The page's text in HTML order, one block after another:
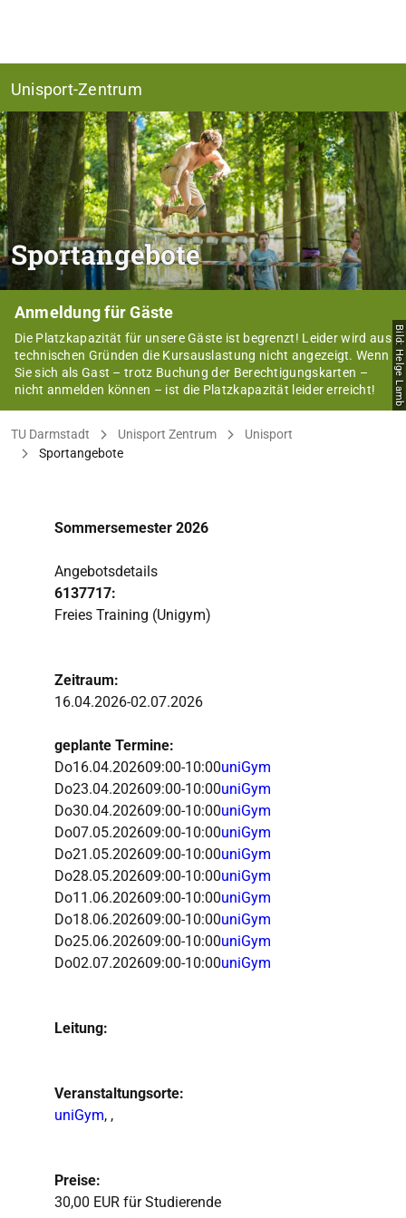
Unisport-Zentrum
Sportangebote
Anmeldung für Gäste
Die Platzkapazität für unsere Gäste ist begrenzt! Leider wird aus
technischen Gründen die Kursauslastung nicht angezeigt. Wenn
Sie sich als Gast – trotz Buchung der Berechtigungskarten –
nicht anmelden können – ist die Platzkapazität leider erreicht!
Bild: Helge Lamb
Sie befinden sich hier:
TU Darmstadt Unisport Zentrum
Unisport
Sportangebote
Sommersemester 2026
Angebotsdetails
6137717:
Freies Training (Unigym)
Zeitraum:
16.04.2026-02.07.2026
geplante Termine:
Do16.04.202609:00-10:00uniGym
Do23.04.202609:00-10:00uniGym
Do30.04.202609:00-10:00uniGym
Do07.05.202609:00-10:00uniGym
Do21.05.202609:00-10:00uniGym
Do28.05.202609:00-10:00uniGym
Do11.06.202609:00-10:00uniGym
Do18.06.202609:00-10:00uniGym
Do25.06.202609:00-10:00uniGym
Do02.07.202609:00-10:00uniGym
Leitung:
Veranstaltungsorte:
uniGym, ,
Preise:
30,00 EUR für Studierende